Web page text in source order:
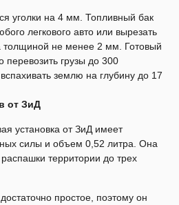
уголки на 4 мм. Топливный бак
легкового авто или вырезать
толщиной не менее 2 мм. Готовый
перевозить грузы до 300
землю на глубину до 17
от ЗиД
установка от ЗиД имеет
силы и объем 0,52 литра. Она
территории до трех
простое, поэтому он